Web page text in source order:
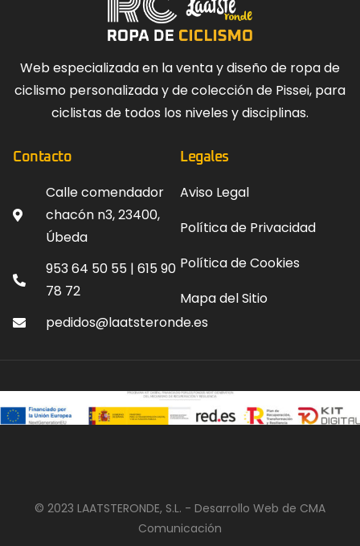
Web especializada en la venta y diseño de ropa de
ciclismo personalizada y de colección de Pissei, para
ciclistas de todos los niveles y disciplinas.
Contacto
Calle comendador
chacón n3, 23400,
Úbeda
953 64 50 55 | 615 90
78 72
pedidos@laatsteronde.es
Legales
Aviso Legal
Política de Privacidad
Política de Cookies
Mapa del Sitio
© 2023 LAATSTERONDE, S.L. - Desarrollo Web de CMA
Comunicación